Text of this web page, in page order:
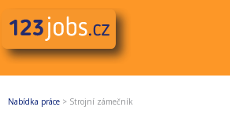
Nabídka práce > Strojní zámečník